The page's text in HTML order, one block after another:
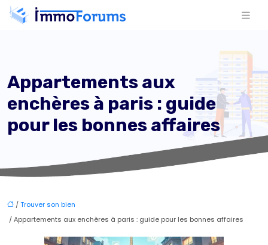
Appartements aux
enchères à paris : guide
pour les bonnes affaires
/Trouver son bien
/ Appartements aux enchères à paris : guide pour les bonnes affaires